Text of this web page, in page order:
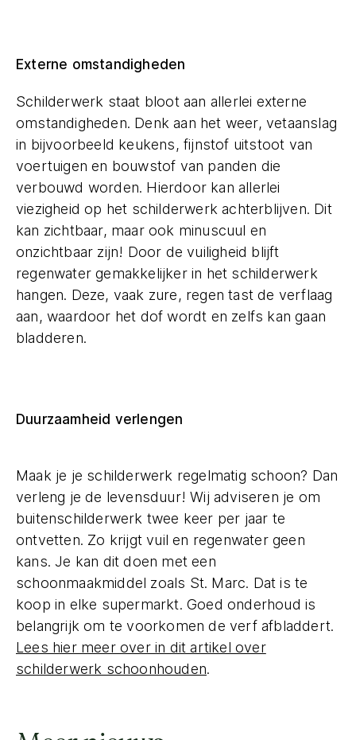
Externe omstandigheden
Schilderwerk staat bloot aan allerlei externe
omstandigheden. Denk aan het weer, vetaanslag
in bijvoorbeeld keukens, fijnstof uitstoot van
voertuigen en bouwstof van panden die
verbouwd worden. Hierdoor kan allerlei
viezigheid op het schilderwerk achterblijven. Dit
kan zichtbaar, maar ook minuscuul en
onzichtbaar zijn! Door de vuiligheid blijft
regenwater gemakkelijker in het schilderwerk
hangen. Deze, vaak zure, regen tast de verflaag
aan, waardoor het dof wordt en zelfs kan gaan
bladderen.
Duurzaamheid verlengen
Maak je je schilderwerk regelmatig schoon? Dan
verleng je de levensduur! Wij adviseren je om
buitenschilderwerk twee keer per jaar te
ontvetten. Zo krijgt vuil en regenwater geen
kans. Je kan dit doen met een
schoonmaakmiddel zoals St. Marc. Dat is te
koop in elke supermarkt. Goed onderhoud is
belangrijk om te voorkomen de verf afbladdert.
Lees hier meer over in dit artikel over
schilderwerk schoonhouden.